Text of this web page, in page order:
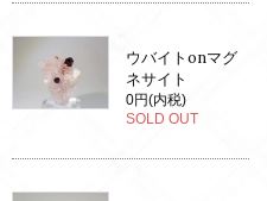
ウバイトonマグ
ネサイト
0円(内税)
SOLD OUT